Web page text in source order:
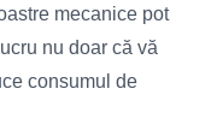
mecanice pot
nu doar că vă
consumul de